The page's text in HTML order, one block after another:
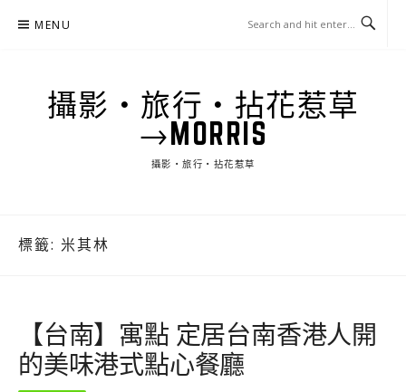
MENU
攝影‧旅行‧拈花惹草
→MORRIS
攝影‧旅行‧拈花惹草
標籤: 米其林
【台南】寓點 定居台南香港人開
的美味港式點心餐廳